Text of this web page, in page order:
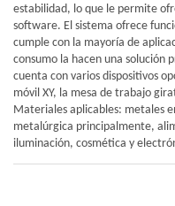
estabilidad, lo que le permite
software. El sistema ofrece
cumple con la mayoría de
consumo la hacen una solución
cuenta con varios dispositivos
móvil XY, la mesa de trabajo
Materiales aplicables: metales
metalúrgica principalmente,
iluminación, cosmética y